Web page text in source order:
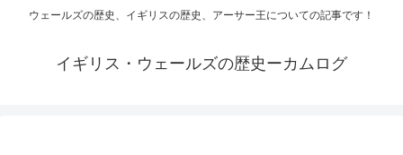
ウェールズの歴史、イギリスの歴史、アーサー王についての記事です！
イギリス・ウェールズの歴史ーカムログ